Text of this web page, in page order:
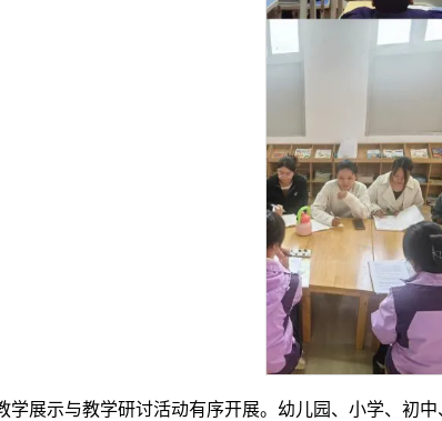
学展示与教学研讨活动有序开展。幼儿园、小学、初